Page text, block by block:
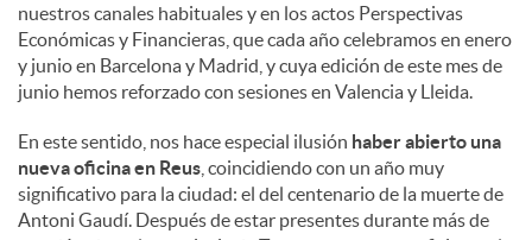
nuestros canales habituales y en los actos Perspectivas
Económicas y Financieras, que cada año celebramos en enero
y junio en Barcelona y Madrid, y cuya edición de este mes de
junio hemos reforzado con sesiones en Valencia y Lleida.
En este sentido, nos hace especial ilusión haber abierto una
nueva oficina en Reus , coincidiendo con un año muy
significativo para la ciudad: el del centenario de la muerte de
Antoni Gaudí. Después de estar presentes durante más de